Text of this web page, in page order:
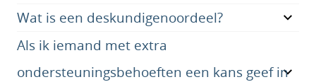
Wat is een deskundigenoordeel?
Als ik iemand met extra
ondersteuningsbehoeften een kans geef in